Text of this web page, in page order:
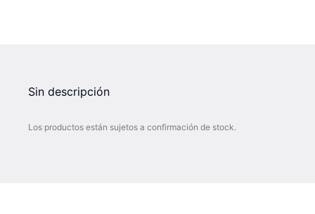
Sin descripción
Los productos están sujetos a confirmación de stock.